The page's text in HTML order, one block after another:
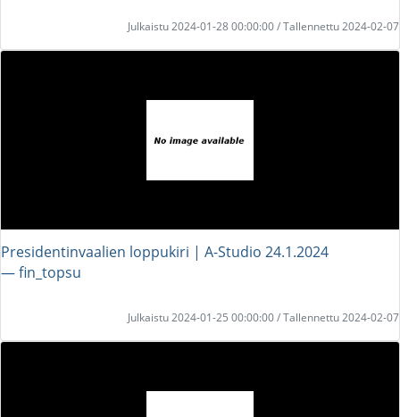
Julkaistu 2024-01-28 00:00:00 / Tallennettu 2024-02-07
Presidentinvaalien loppukiri | A-Studio 24.1.2024
― fin_topsu
Julkaistu 2024-01-25 00:00:00 / Tallennettu 2024-02-07